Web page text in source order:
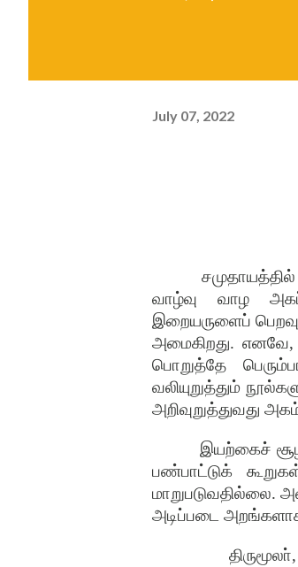
July 07, 2022
சமுதாயத்தில்
வாழ்வு
வாழ
இறையருளைப்
அமைகிறது.எனவே
பொறுத்தே
வலியுறுத்தும்
அறிவுறுத்துவது
இயற்கைச்
பண்பாட்டுக்
மாறுபடுவதில்லை.
அடிப்படை
திருமூலா்,